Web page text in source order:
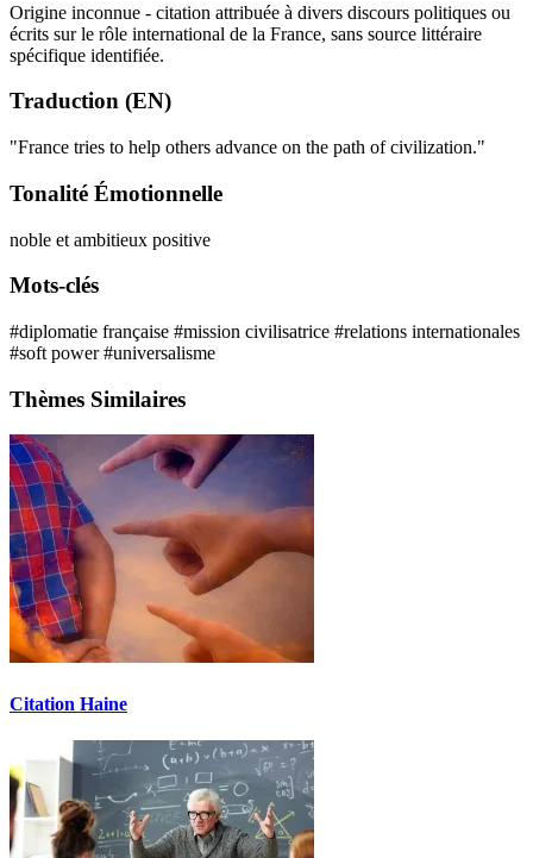
Origine inconnue - citation attribuée à divers discours politiques ou
écrits sur le rôle international de la France, sans source littéraire
spécifique identifiée.
Traduction (EN)
"France tries to help others advance on the path of civilization."
Tonalité Émotionnelle
noble et ambitieux positive
Mots-clés
#diplomatie française #mission civilisatrice #relations internationales
#soft power#universalisme
Thèmes Similaires
Citation Haine